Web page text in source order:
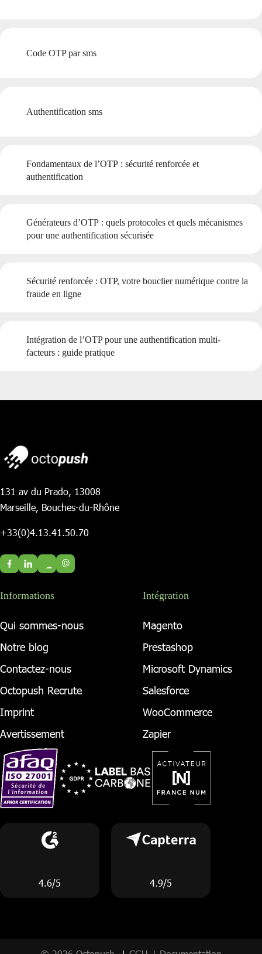
Code OTP par sms
Authentification sms
Fondamentaux de l’OTP : sécurité renforcée et
authentification
Générateurs d’OTP : quels protocoles et quels mécanismes
pour une authentification sécurisée
Sécurité renforcée : OTP, votre bouclier numérique contre la
fraude en ligne
Intégration de l’OTP pour une authentification multi-
facteurs : guide pratique
131 av du Prado, 13008
Marseille, Bouches-du-Rhône
+33(0)4.13.41.50.70
@
Informations
Qui sommes-nous
Notre blog
Contactez-nous
Octopush Recrute
Imprint
Avertissement
Intégration
Magento
Prestashop
Microsoft Dynamics
Salesforce
WooCommerce
Zapier
4.6/5 4.9/5